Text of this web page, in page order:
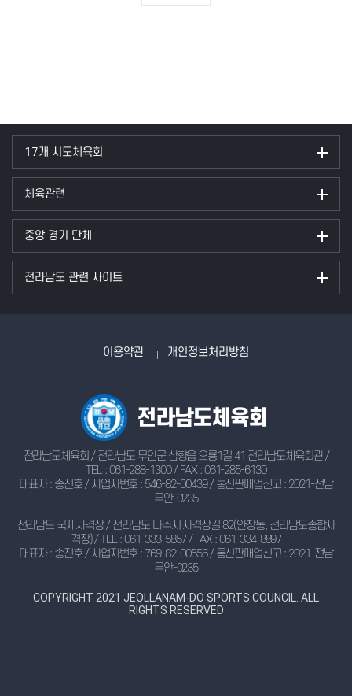
17개 시도체육회
체육관련
중앙 경기 단체
전라남도 관련 사이트
이용약관 개인정보처리방침
전라남도체육회 / 전라남도 무안군 삼향읍 오룡1길 41 전라남도체육회관 /
TEL : 061-288-1300 / FAX : 061-285-6130
대표자 : 송진호 / 사업자번호 : 546-82-00439 / 통신판매업신고 : 2021-전남
무안-0235
전라남도 국제사격장 / 전라남도 나주시 사격장길 82(안창동, 전라남도종합사
격장) / TEL : 061-333-5857 / FAX : 061-334-8897
대표자 : 송진호 / 사업자번호 : 769-82-00556 / 통신판매업신고 : 2021-전남
무안-0235
COPYRIGHT 2021 JEOLLANAM-DO SPORTS COUNCIL. ALL
RIGHTS RESERVED